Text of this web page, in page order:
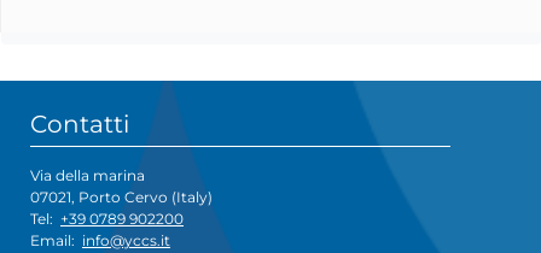
Contatti
Via della marina
07021, Porto Cervo (Italy)
Tel: +39 0789 902200
Email: info@yccs.it